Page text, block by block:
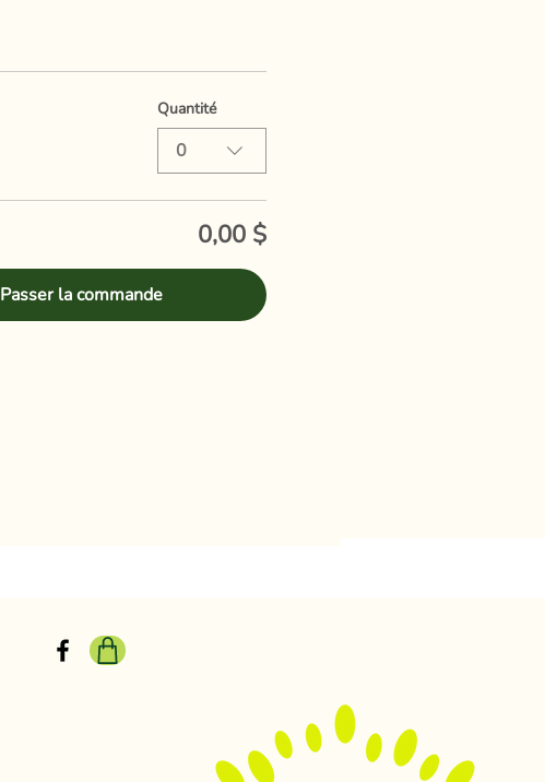
Quantité
0
0,00 $
Passer la commande